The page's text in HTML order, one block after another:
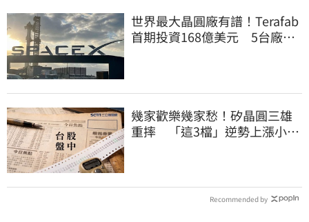
世界最大晶圓廠有譜！Terafab
首期投資168億美元 5台廠或
幾家歡樂幾家愁！矽晶圓三雄
重摔 「這3檔」逆勢上漲小兵
Recommended by